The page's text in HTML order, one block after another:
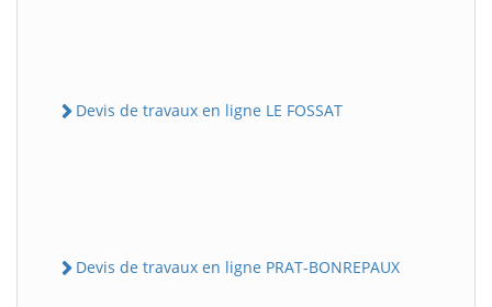
Devis de travaux en ligne LE FOSSAT
Devis de travaux en ligne PRAT-BONREPAUX